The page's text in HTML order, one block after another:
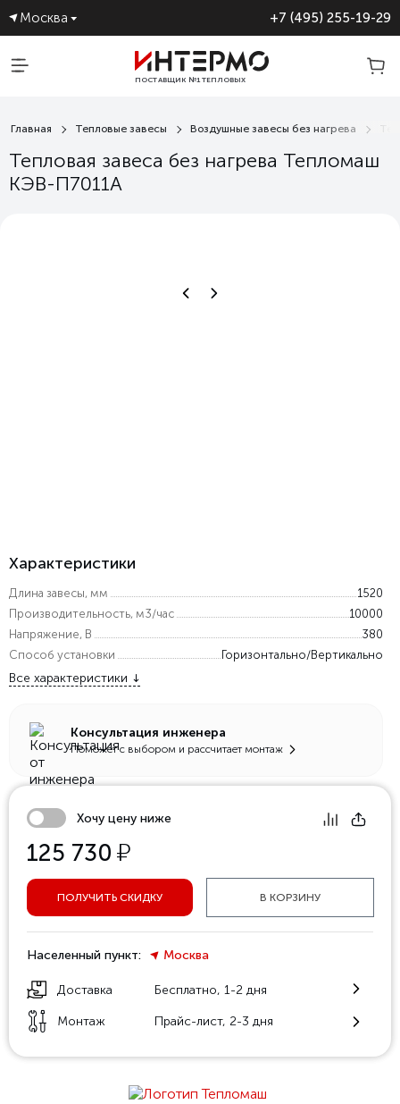
Москва +7 (495) 255-19-29
ПОСТАВЩИК №1 ТЕПЛОВЫХ
Главная Тепловые завесы Воздушные завесы без нагрева
Тепловая завеса без нагрева Тепломаш
КЭВ-П7011А
Характеристики
Длина завесы, мм
1520
Производительность, м3/час
10000
Напряжение, В
380
Способ установки
Горизонтально/Вертикально
Все характеристики
Консультация инженера
Поможет с выбором и рассчитает монтаж
Хочу цену ниже
125 730 у
ПОЛУЧИТЬ СКИДКУ В КОРЗИНУ
Населенный пункт: Москва
Доставка Бесплатно, 1-2 дня
Монтаж Прайс-лист, 2-3 дня